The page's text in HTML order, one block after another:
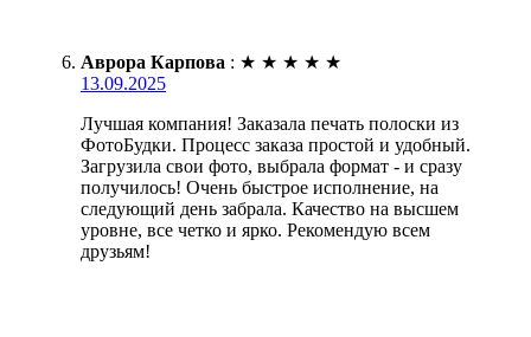
Аврора Карпова : ★ ★ ★ ★ ★
13.09.2025
Лучшая компания! Заказала печать полоски из
ФотоБудки. Процесс заказа простой и удобный.
Загрузила свои фото, выбрала формат - и сразу
получилось! Очень быстрое исполнение, на
следующий день забрала. Качество на высшем
уровне, все четко и ярко. Рекомендую всем
друзьям!